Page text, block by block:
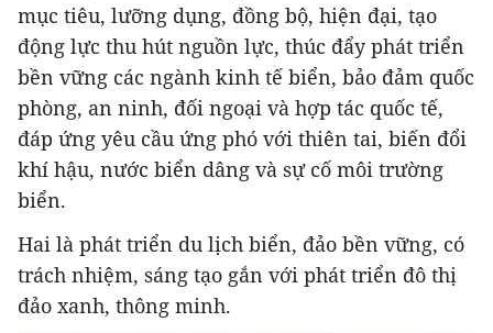
mục tiêu, lưỡng dụng, đồng bộ, hiện đại, tạo
động lực thu hút nguồn lực, thúc đẩy phát triển
bền vững các ngành kinh tế biển, bảo đảm quốc
phòng, an ninh, đối ngoại và hợp tác quốc tế,
đáp ứng yêu cầu ứng phó với thiên tai, biến đổi
khí hậu, nước biển dâng và sự cố môi trường
biển.
Hai là phát triển du lịch biển, đảo bền vững, có
trách nhiệm, sáng tạo gắn với phát triển đô thị
đảo xanh, thông minh.